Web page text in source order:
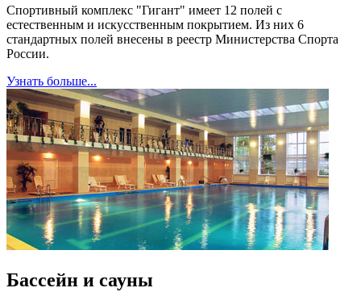
Спортивный комплекс "Гигант" имеет 12 полей с
естественным и искусственным покрытием. Из них 6
стандартных полей внесены в реестр Министерства Спорта
России.
Узнать больше...
Бассейн и сауны